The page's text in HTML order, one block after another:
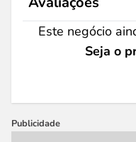
Este negócio
Seja o
Publicidade